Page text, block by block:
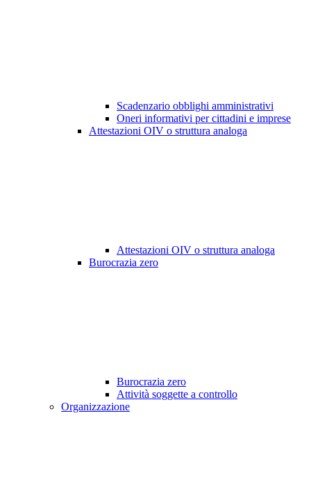
Scadenzario obblighi amministrativi
Oneri informativi per cittadini e imprese
Attestazioni OIV o struttura analoga
Attestazioni OIV o struttura analoga
Burocrazia zero
Burocrazia zero
Attività soggette a controllo
Organizzazione